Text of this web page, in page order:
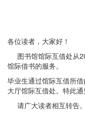
各位读者，大家好！
图书馆馆际互借处从
馆际借书的服务。
毕业生通过馆际互借所
大厅馆际互借处。特此通
请广大读者相互转告。